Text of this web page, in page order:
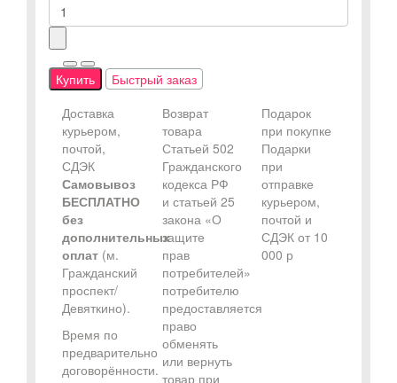
Купить
Быстрый заказ
Доставка
курьером,
почтой,
СДЭК
Самовывоз
БЕСПЛАТНО
без
дополнительных
оплат (м.
Гражданский
проспект/
Девяткино).
Время по
предварительно
договорённости.
Возврат
товара
Статьей 502
Гражданского
кодекса РФ
и статьей 25
закона «О
защите
прав
потребителей»
потребителю
предоставляется
право
обменять
или вернуть
товар при
Подарок
при покупке
Подарки
при
отправке
курьером,
почтой и
СДЭК от 10
000 р